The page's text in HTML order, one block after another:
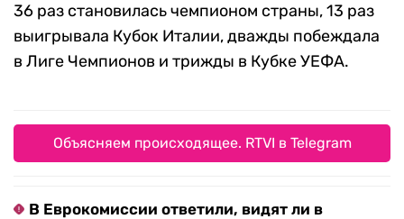
36 раз становилась чемпионом страны, 13 раз
выигрывала Кубок Италии, дважды побеждала
в Лиге Чемпионов и трижды в Кубке УЕФА.
Объясняем происходящее. RTVI в Telegram
В Еврокомиссии ответили, видят ли в